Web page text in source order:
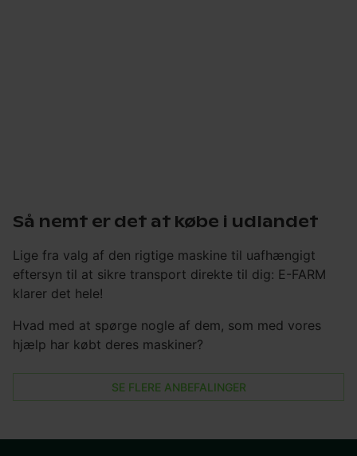
Så nemt er det at købe i udlandet
Lige fra valg af den rigtige maskine til uafhængigt
eftersyn til at sikre transport direkte til dig: E-FARM
klarer det hele!
Hvad med at spørge nogle af dem, som med vores
hjælp har købt deres maskiner?
SE FLERE ANBEFALINGER